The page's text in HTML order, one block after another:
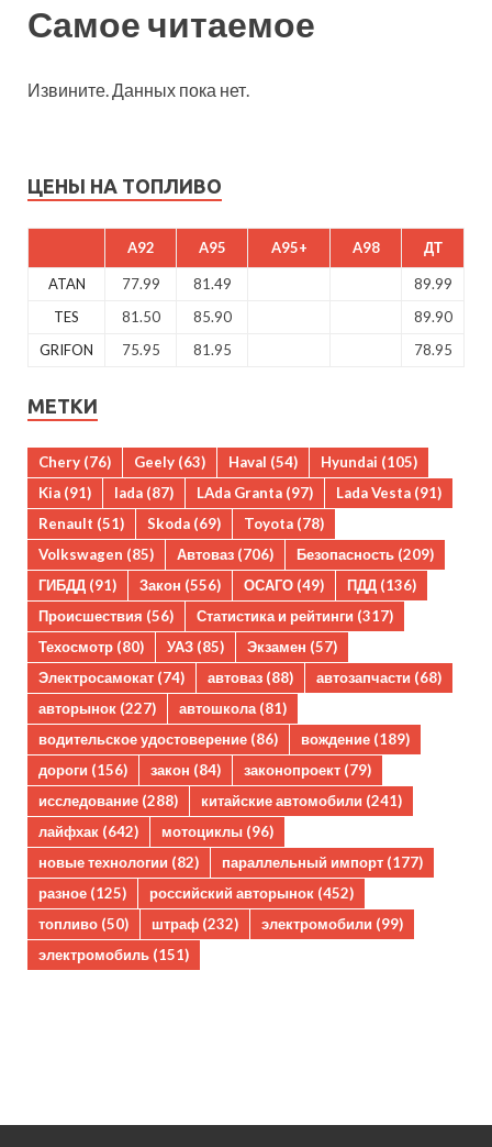
Самое читаемое
Извините. Данных пока нет.
ЦЕНЫ НА ТОПЛИВО
A92 A95 A95+ A98 ДТ
ATAN 77.99 81.49
89.99
TES
81.50 85.90
89.90
GRIFON
75.95 81.95 78.95
МЕТКИ
Chery (76) Geely (63) Haval (54) Hyundai (105)
Kia (91) lada (87) LAda Granta (97) Lada Vesta (91)
Renault (51) Skoda (69) Toyota (78)
Volkswagen (85) Автоваз (706) Безопасность (209)
ГИБДД (91) Закон (556) ОСАГО (49) ПДД (136)
Происшествия (56) Статистика и рейтинги (317)
Техосмотр (80) УАЗ (85) Экзамен (57)
Электросамокат (74) автоваз (88) автозапчасти (68)
авторынок (227) автошкола(81)
водительское удостоверение (86) вождение (189)
дороги (156) закон (84) законопроект (79)
исследование (288) китайские автомобили (241)
лайфхак (642) мотоциклы (96)
новые технологии (82) параллельный импорт (177)
разное (125) российский авторынок (452)
топливо (50) штраф (232) электромобили (99)
электромобиль (151)